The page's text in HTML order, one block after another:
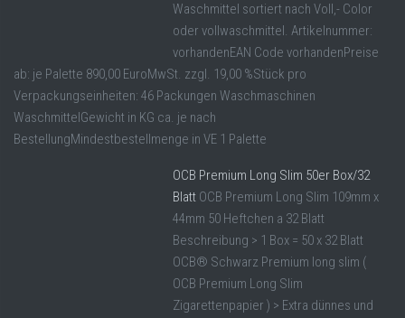
Waschmittel sortiert nach Voll,- Color
oder vollwaschmittel. Artikelnummer:
vorhandenEAN Code vorhandenPreise
ab: je Palette 890,00 EuroMwSt. zzgl. 19,00 %Stück pro
Verpackungseinheiten: 46 Packungen Waschmaschinen
WaschmittelGewicht in KG ca. je nach
BestellungMindestbestellmenge in VE 1 Palette
OCB Premium Long Slim 50er Box/32
Blatt OCB Premium Long Slim 109mm x
44mm 50 Heftchen a 32 Blatt
Beschreibung > 1 Box = 50 x 32 Blatt
OCB® Schwarz Premium long slim (
OCB Premium Long Slim
Zigarettenpapier ) > Extra dünnes und